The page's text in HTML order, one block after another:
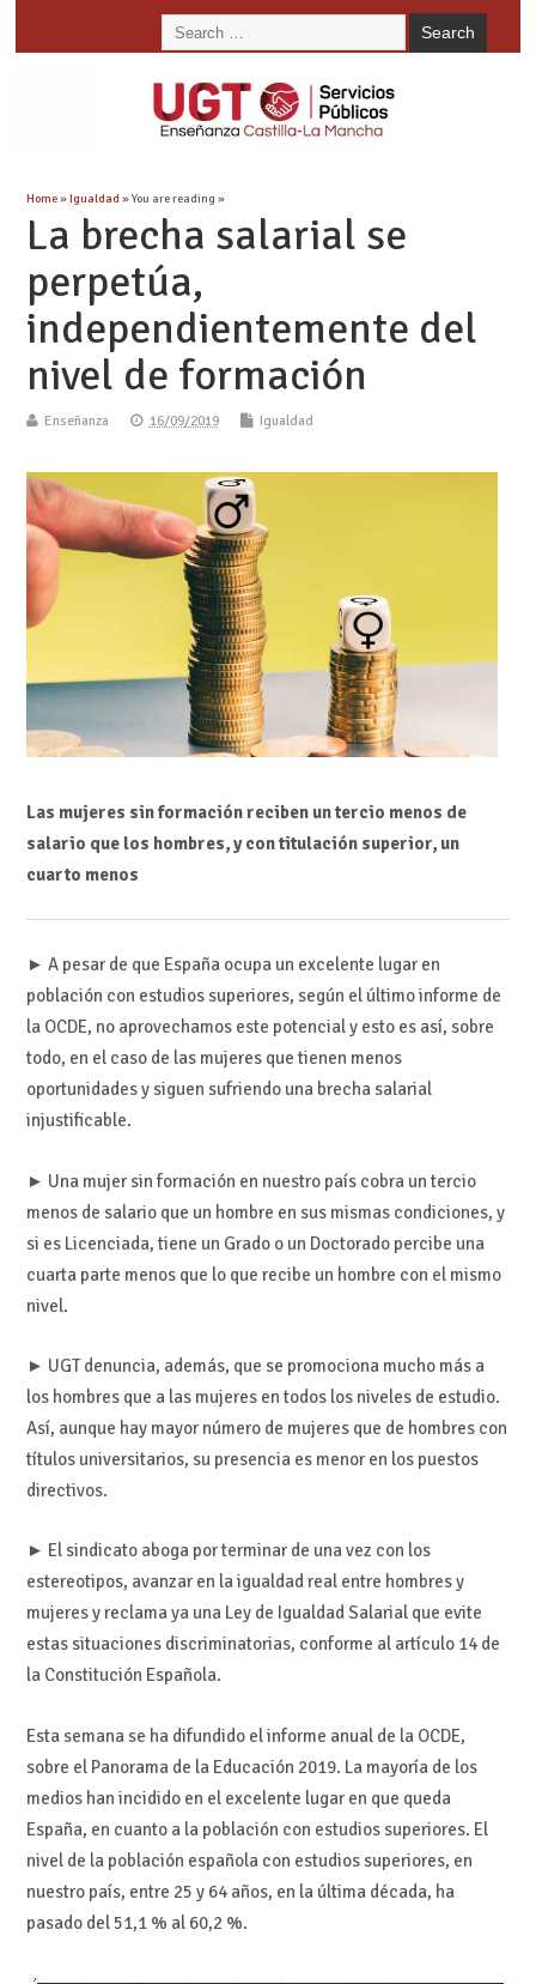
Home»Igualdad » You are reading »
La brecha salarial se
perpetúa,
independientemente del
nivel de formación
Enseñanza 16/09/2019 Igualdad
Las mujeres sin formación reciben un tercio menos de
salario que los hombres, y con titulación superior, un
cuarto menos
► A pesar de que España ocupa un excelente lugar en
población con estudios superiores, según el último informe de
la OCDE, no aprovechamos este potencial y esto es así, sobre
todo, en el caso de las mujeres que tienen menos
oportunidades y siguen sufriendo una brecha salarial
injustificable.
► Una mujer sin formación en nuestro país cobra un tercio
menos de salario que un hombre en sus mismas condiciones, y
si es Licenciada, tiene un Grado o un Doctorado percibe una
cuarta parte menos que lo que recibe un hombre con el mismo
nivel.
► UGT denuncia, además, que se promociona mucho más a
los hombres que a las mujeres en todos los niveles de estudio.
Así, aunque hay mayor número de mujeres que de hombres con
títulos universitarios, su presencia es menor en los puestos
directivos.
► El sindicato aboga por terminar de una vez con los
estereotipos, avanzar en la igualdad real entre hombres y
mujeres y reclama ya una Ley de Igualdad Salarial que evite
estas situaciones discriminatorias, conforme al artículo 14 de
la Constitución Española.
Esta semana se ha difundido el informe anual de la OCDE,
sobre el Panorama de la Educación 2019. La mayoría de los
medios han incidido en el excelente lugar en que queda
España, en cuanto a la población con estudios superiores. El
nivel de la población española con estudios superiores, en
nuestro país, entre 25 y 64 años, en la última década, ha
pasado del 51,1 % al 60,2 %.